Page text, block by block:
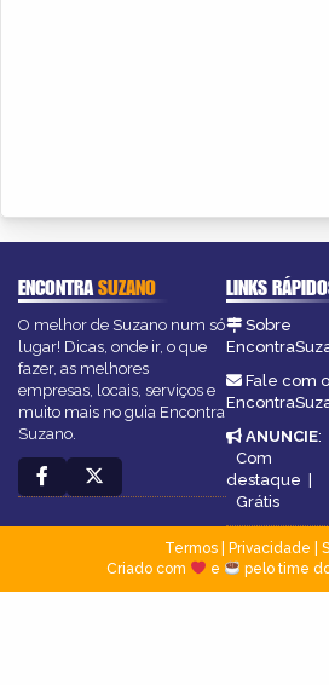
ENCONTRASUZANO
O melhor de Suzano num só
lugar! Dicas, onde ir, o que
fazer, as melhores
empresas, locais, serviços e
muito mais no guia Encontra
Suzano.
LINKS
Sobre
Fale com o
ANUNCIE:
Com
destaque
Grátis
Termos| Privacidade
Criado com
e pelo time